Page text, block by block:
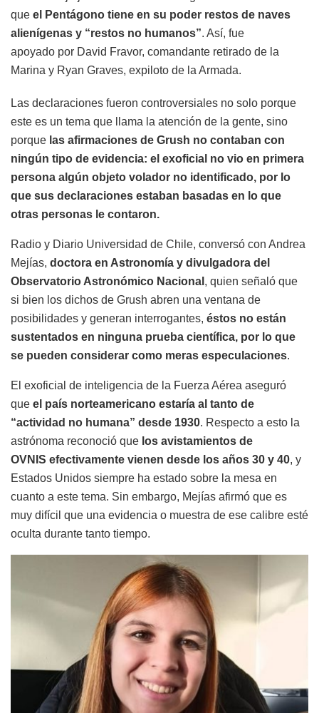
que el Pentágono tiene en su poder restos de naves
alienígenas y “restos no humanos”. Así, fue
apoyado por David Fravor, comandante retirado de la
Marina y Ryan Graves, expiloto de la Armada.
Las declaraciones fueron controversiales no solo porque
este es un tema que llama la atención de la gente, sino
porque las afirmaciones de Grush no contaban con
ningún tipo de evidencia: el exoficial no vio en primera
persona algún objeto volador no identificado, por lo
que sus declaraciones estaban basadas en lo que
otras personas le contaron.
Radio y Diario Universidad de Chile, conversó con Andrea
Mejías, doctora en Astronomía y divulgadora del
Observatorio Astronómico Nacional , quien señaló que
si bien los dichos de Grush abren una ventana de
posibilidades y generan interrogantes, éstos no están
sustentados en ninguna prueba científica, por lo que
se pueden considerar como meras especulaciones.
El exoficial de inteligencia de la Fuerza Aérea aseguró
que el país norteamericano estaría al tanto de
“actividad no humana” desde 1930. Respecto a esto la
astrónoma reconoció que los avistamientos de
OVNIS efectivamente vienen desde los años 30 y 40, y
Estados Unidos siempre ha estado sobre la mesa en
cuanto a este tema. Sin embargo, Mejías afirmó que es
muy difícil que una evidencia o muestra de ese calibre esté
oculta durante tanto tiempo.